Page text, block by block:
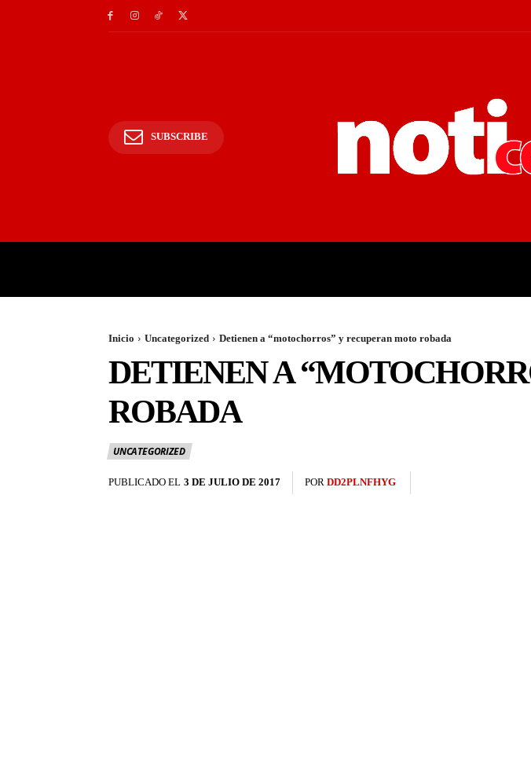
SUBSCRIBE
Inicio Uncategorized Detienen a “motochorros” y recuperan moto robada
DETIENEN A
ROBADA
UNCATEGORIZED
PUBLICADO EL 3 DE JULIO DE 2017 POR DD2PLNFHYG